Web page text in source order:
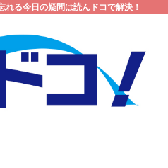
る今日の疑問は読んドコで解決！